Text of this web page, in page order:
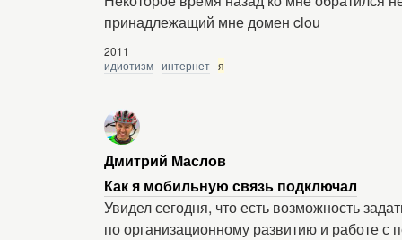
принадлежащий мне домен clou
2011
идиотизм интернет я
Дмитрий Маслов
Как я мобильную связь подключал
Увидел сегодня, что есть возможность
по организационному развитию и работе с